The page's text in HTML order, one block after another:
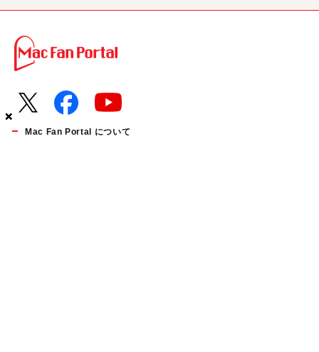
×
×
×
×
Mac Fan Portal について